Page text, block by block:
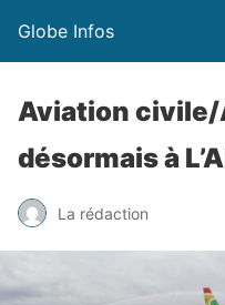
Globe Infos
Aviation civile/
désormais à
La rédaction